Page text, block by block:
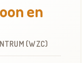
en
(WZC)